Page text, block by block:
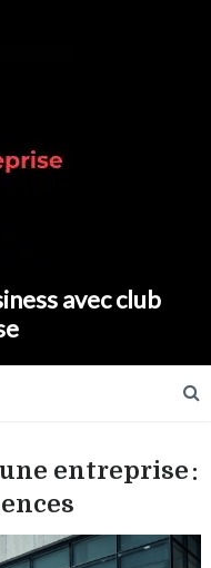
avec club
entreprise :